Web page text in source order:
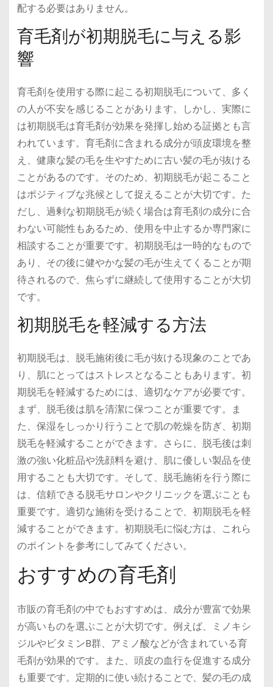
配する必要はありません。
育毛剤が初期脱毛に与える影
響
育毛剤を使用する際に起こる初期脱毛について、多く
の人が不安を感じることがあります。しかし、実際に
は初期脱毛は育毛剤が効果を発揮し始める証拠とも言
われています。育毛剤に含まれる成分が頭皮環境を整
え、健康な髪の毛を生やすために古い髪の毛が抜ける
ことがあるのです。そのため、初期脱毛が起こること
はポジティブな兆候として捉えることが大切です。た
だし、過剰な初期脱毛が続く場合は育毛剤の成分に合
わない可能性もあるため、使用を中止するか専門家に
相談することが重要です。初期脱毛は一時的なもので
あり、その後に健やかな髪の毛が生えてくることが期
待されるので、焦らずに継続して使用することが大切
です。
初期脱毛を軽減する方法
初期脱毛は、脱毛施術後に毛が抜ける現象のことであ
り、肌にとってはストレスとなることもあります。初
期脱毛を軽減するためには、適切なケアが必要です。
まず、脱毛後は肌を清潔に保つことが重要です。ま
た、保湿をしっかり行うことで肌の乾燥を防ぎ、初期
脱毛を軽減することができます。さらに、脱毛後は刺
激の強い化粧品や洗顔料を避け、肌に優しい製品を使
用することも大切です。そして、脱毛施術を行う際に
は、信頼できる脱毛サロンやクリニックを選ぶことも
重要です。適切な施術を受けることで、初期脱毛を軽
減することができます。初期脱毛に悩む方は、これら
のポイントを参考にしてみてください。
おすすめの育毛剤
市販の育毛剤の中でもおすすめは、成分が豊富で効果
が高いものを選ぶことが大切です。例えば、ミノキシ
ジルやビタミンB群、アミノ酸などが含まれている育
毛剤が効果的です。また、頭皮の血行を促進する成分
も重要です。定期的に使い続けることで、髪の毛の成